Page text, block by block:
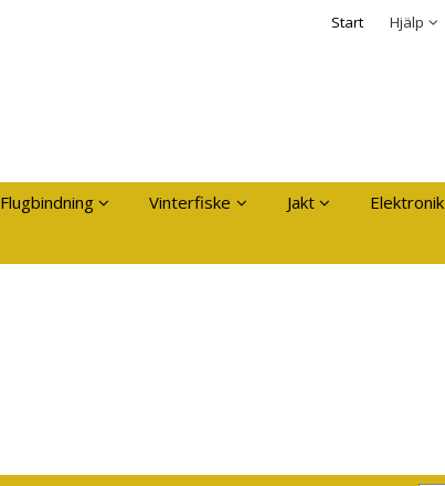
Start Hjälp
Säkerhet & Cookies
Kom ihåg mig
Flugbindning Vinterfiske Jakt Elektronik